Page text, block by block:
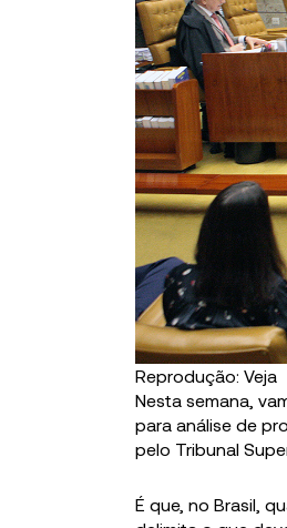
Reprodução: Veja
Nesta semana,
para análise de
pelo Tribunal
É que, no Brasil,